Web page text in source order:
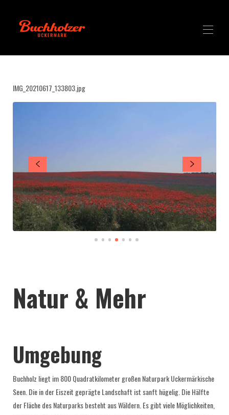
IMG_20210617_133803.jpg
Natur & Mehr
Umgebung
Buchholz liegt im 800 Quadratkilometer großen Naturpark Uckermärkische
Seen. Die in der Eiszeit geprägte Landschaft ist sanft hügelig. Die Hälfte
der Fläche des Naturparks besteht aus Wäldern. Es gibt viele Möglichkeiten,